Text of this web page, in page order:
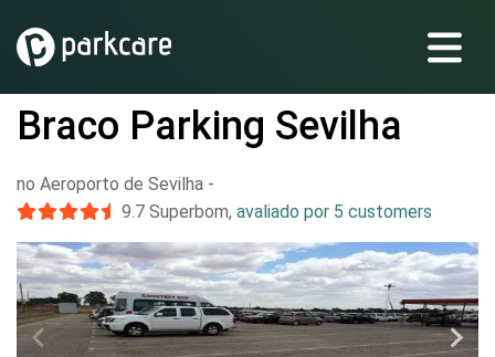
Braco Parking Sevilha
no Aeroporto de Sevilha -
9.7 Superbom, avaliado por 5 customers